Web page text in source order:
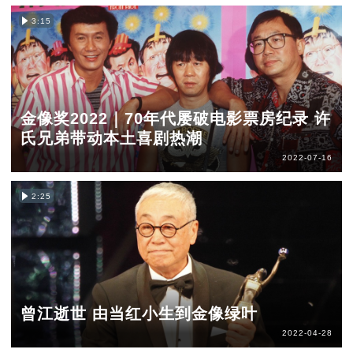
3:15
金像奖2022｜70年代屡破电影票房纪录 许
氏兄弟带动本土喜剧热潮
2022-07-16
2:25
曾江逝世 由当红小生到金像绿叶
2022-04-28